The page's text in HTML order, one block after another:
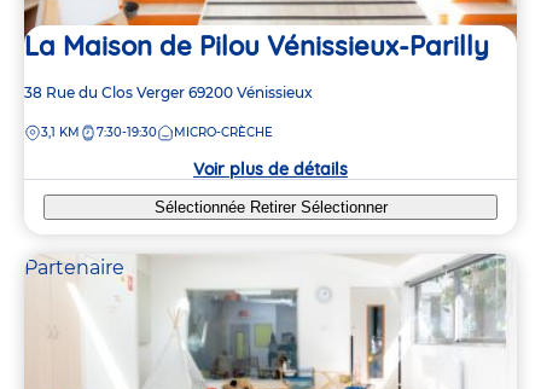
La Maison de Pilou Vénissieux-Parilly
Adresse
la
38 Rue du Clos Verger 69200 Vénissieux
DISTANCE
3,1 KM 7:30-19:30 MICRO-CRÈCHE
Voir plus de détails
Sélectionnée Retirer Sélectionner
Partenaire